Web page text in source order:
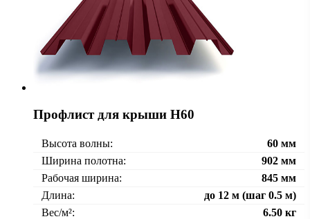
Профлист для крыши Н60
Высота волны:
60 мм
Ширина полотна:
902 мм
Рабочая ширина:
845 мм
Длина:
до 12 м (шаг 0.5 м)
Вес/м²:
6.50 кг